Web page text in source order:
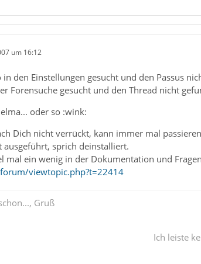
um 16:12
in den Einstellungen gesucht und den Passus
Forensuche gesucht und den Thread nicht
oder so :wink:
Dich nicht verrückt, kann immer mal
ausgeführt, sprich deinstalliert.
mal ein wenig in der Dokumentation und
viewtopic.php?t=22414
Gruß
Ich leiste